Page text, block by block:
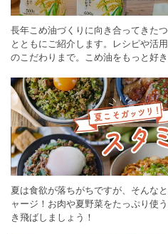
長年こめ油づくりに向き合ってきた
とともにご紹介します。レシピや活
のこだわりまで。こめ油をもっと好
夏は食欲が落ちがちですが、そんな
ャージ！お肉や夏野菜をたっぷり使
き飛ばしましょう！